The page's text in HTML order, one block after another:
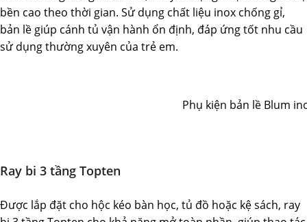
bền cao theo thời gian. Sử dụng chất liệu inox chống gỉ,
bản lề giúp cánh tủ vận hành ổn định, đáp ứng tốt nhu cầu
sử dụng thường xuyên của trẻ em.
Phụ kiện bản lề Blum
Ray bi 3 tầng Topten
Được lắp đặt cho hộc kéo bàn học, tủ đồ hoặc kệ sách, ray